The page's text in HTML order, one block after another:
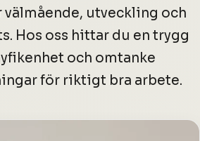
utveckling och
Hos oss hittar du en trygg
och omtanke
för riktigt bra arbete.